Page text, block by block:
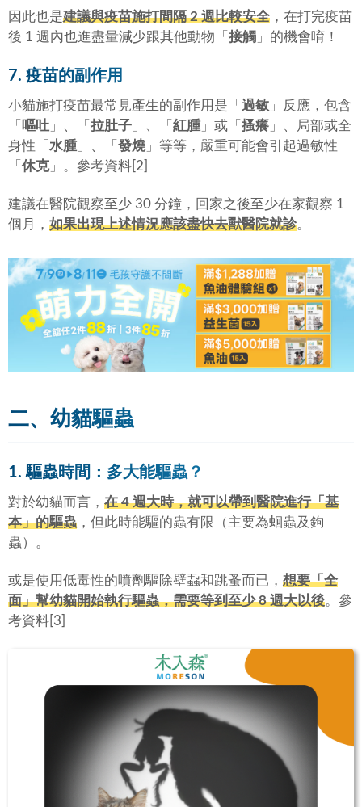
因此也是建議與疫苗施打間隔 2 週比較安全 ，在打完疫苗
後 1 週內也進盡量減少跟其他動物「 接觸 」的機會唷！
7. 疫苗的副作用
小貓施打疫苗最常見產生的副作用是「 過敏 」反應，包含
「 嘔吐 」、「 拉肚子 」、「 紅腫 」或「 搔癢 」、局部或全
身性「 水腫 」、「 發燒」等等，嚴重可能會引起過敏性
「 休克」。參考資料[2]
建議在醫院觀察至少 30 分鐘，回家之後至少在家觀察 1
個月， 如果出現上述情況應該盡快去獸醫院就診。
二、幼貓驅蟲
1. 驅蟲時間：多大能驅蟲？
對於幼貓而言， 在 4 週大時，就可以帶到醫院進行「基
本」的驅蟲 ，但此時能驅的蟲有限（主要為蛔蟲及鉤
蟲）。
或是使用低毒性的噴劑驅除壁蝨和跳蚤而已， 想要「全
面」幫幼貓開始執行驅蟲，需要等到至少 8 週大以後。參
考資料[3]